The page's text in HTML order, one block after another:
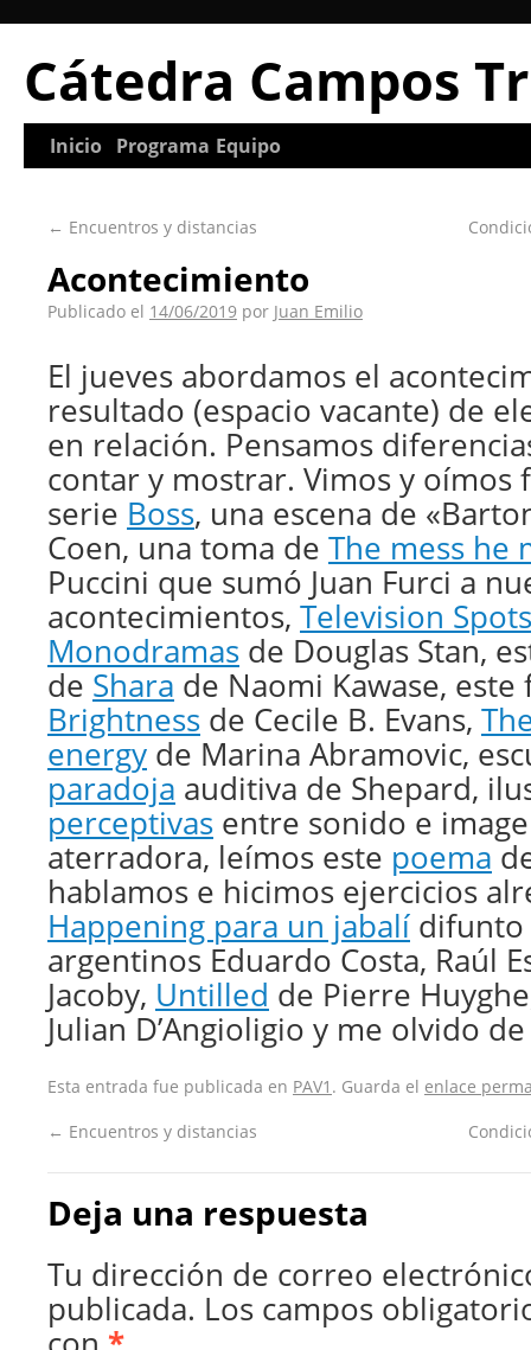
Cátedra Campos
Inicio Programa Equipo
← Encuentros y distancias
Acontecimiento
Publicado el 14/06/2019 por Juan Emilio
El jueves abordamos el
resultado (espacio vacante) de
en relación. Pensamos
contar y mostrar. Vimos y oímos
serie Boss, una escena de
Coen, una toma de The mess he
Puccini que sumó Juan Furci a
acontecimientos, Television
Monodramas de Douglas Stan,
de Shara de Naomi Kawase,
Brightness de Cecile B. Evans,
energy de Marina Abramovic,
paradoja auditiva de Shepard,
perceptivas entre sonido e
aterradora, leímos este poema
hablamos e hicimos ejercicios
Happening para un jabalí difunto
argentinos Eduardo Costa, Raúl
Jacoby, Untilled de Pierre
Julian D’Angioligio y me olvido
Esta entrada fue publicada en PAV1 . Guarda el enlace
← Encuentros y distancias
Deja una respuesta
Tu dirección de correo
publicada. Los campos